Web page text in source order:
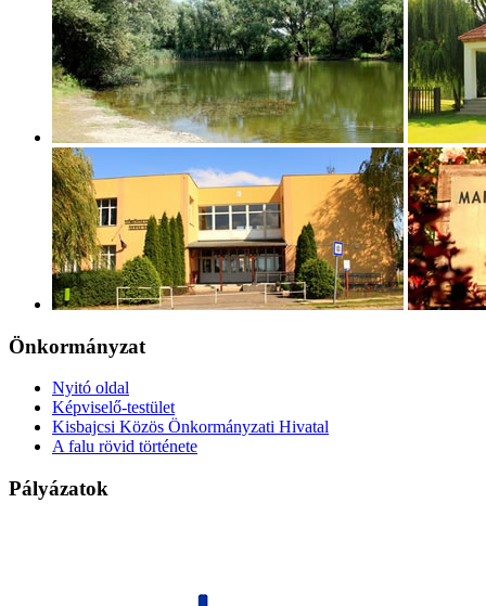
Önkormányzat
Nyitó oldal
Képviselő-testület
Kisbajcsi Közös Önkormányzati Hivatal
A falu rövid története
Pályázatok